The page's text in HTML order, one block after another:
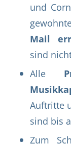
und
Mail
sind
Alle
Auftritte
sind bis
Zum